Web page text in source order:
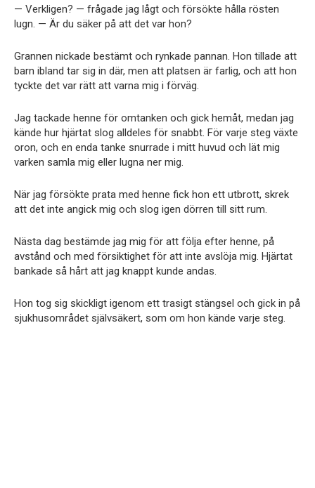
— Verkligen? — frågade jag lågt och försökte hålla rösten
lugn. — Är du säker på att det var hon?
Grannen nickade bestämt och rynkade pannan. Hon tillade att
barn ibland tar sig in där, men att platsen är farlig, och att hon
tyckte det var rätt att varna mig i förväg.
Jag tackade henne för omtanken och gick hemåt, medan jag
kände hur hjärtat slog alldeles för snabbt. För varje steg växte
oron, och en enda tanke snurrade i mitt huvud och lät mig
varken samla mig eller lugna ner mig.
När jag försökte prata med henne fick hon ett utbrott, skrek
att det inte angick mig och slog igen dörren till sitt rum.
Nästa dag bestämde jag mig för att följa efter henne, på
avstånd och med försiktighet för att inte avslöja mig. Hjärtat
bankade så hårt att jag knappt kunde andas.
Hon tog sig skickligt igenom ett trasigt stängsel och gick in på
sjukhusområdet självsäkert, som om hon kände varje steg.